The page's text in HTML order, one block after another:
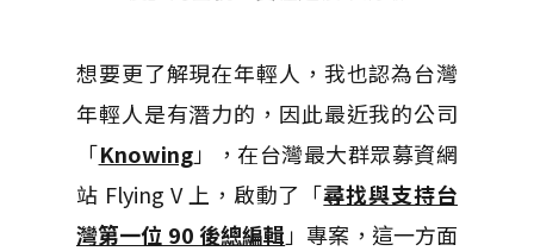
想要更了解現在年輕人，我也認為台灣
年輕人是有潛力的，因此最近我的公司
「Knowing」，在台灣最大群眾募資網
站 Flying V 上，啟動了「尋找與支持台
灣第一位 90 後總編輯 」專案，這一方面